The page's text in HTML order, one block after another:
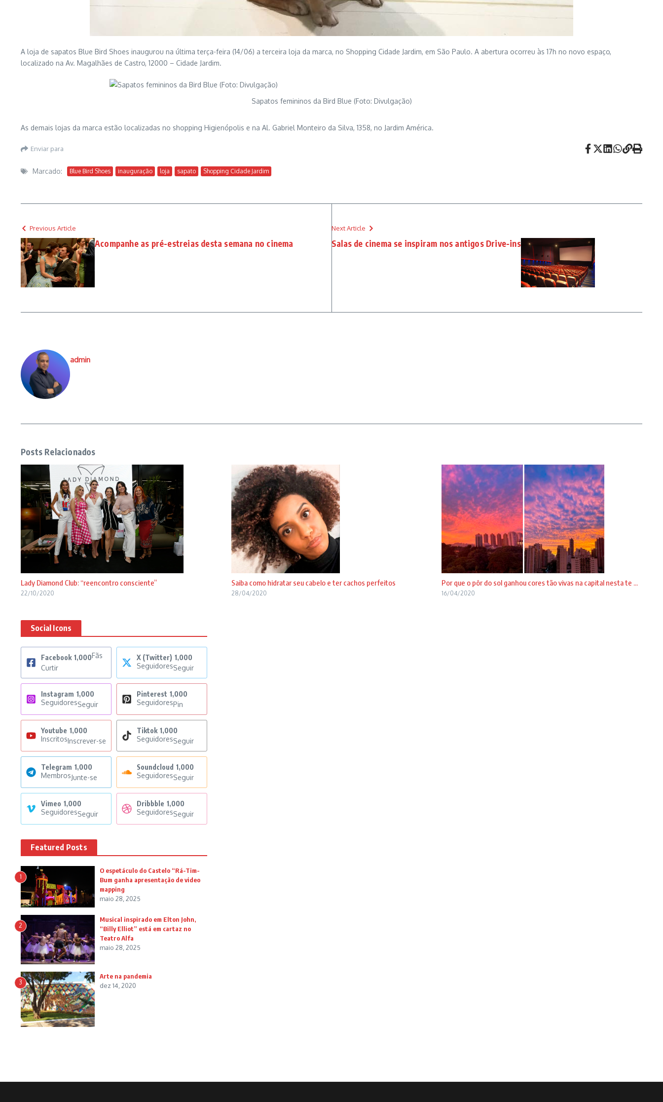
A loja de sapatos Blue Bird Shoes inaugurou na última terça-feira (14/06) a terceira loja da marca, no Shopping Cidade Jardim, em São Paulo. A abertura ocorreu às 17h no novo espaço,
localizado na Av. Magalhães de Castro, 12000 – Cidade Jardim.
Sapatos femininos da Bird Blue (Foto: Divulgação)
As demais lojas da marca estão localizadas no shopping Higienópolis e na Al. Gabriel Monteiro da Silva, 1358, no Jardim América.
Enviar para
Marcado: Blue Bird Shoes inauguração loja sapato Shopping Cidade Jardim
Previous Article
Acompanhe as pré-estreias desta semana no cinema
Next Article
Salas de cinema se inspiram nos antigos Drive-ins
admin
Posts Relacionados
Lady Diamond Club: “reencontro consciente”
22/10/2020
Saiba como hidratar seu cabelo e ter cachos perfeitos
28/04/2020
Por que o pôr do sol ganhou cores tão vivas na capital nesta te ...
16/04/2020
Social Icons
Facebook 1,000Fãs
Curtir
X (Twitter) 1,000
SeguidoresSeguir
Instagram 1,000
SeguidoresSeguir
Pinterest 1,000
SeguidoresPin
Youtube 1,000
InscritosInscrever-se
Tiktok 1,000
SeguidoresSeguir
Telegram 1,000
MembrosJunte-se
Soundcloud 1,000
SeguidoresSeguir
Vimeo 1,000
SeguidoresSeguir
Dribbble 1,000
SeguidoresSeguir
Featured Posts
1
O espetáculo do Castelo “Rá-Tim-
Bum ganha apresentação de video
mapping
maio 28, 2025
2
Musical inspirado em Elton John,
“Billy Elliot” está em cartaz no
Teatro Alfa
maio 28, 2025
3
Arte na pandemia
dez 14, 2020